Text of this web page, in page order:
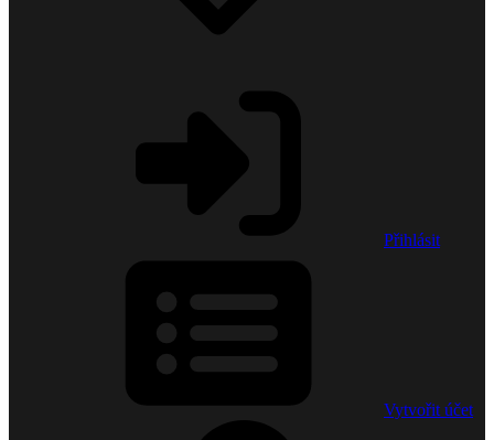
Přihlásit
Vytvořit účet